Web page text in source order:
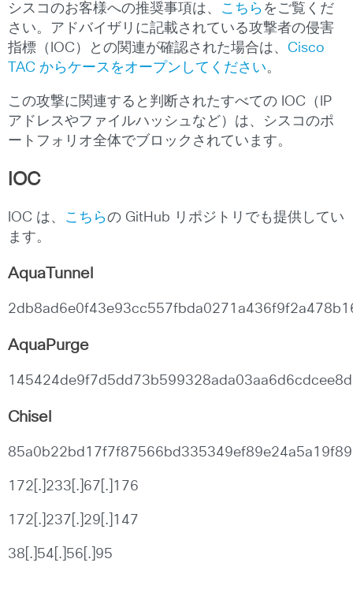
シスコのお客様への推奨事項は、 こちら をご覧くだ
さい。アドバイザリに記載されている攻撃者の侵害
指標（IOC）との関連が確認された場合は、 Cisco
TAC からケースをオープンしてください。
この攻撃に関連すると判断されたすべての IOC（IP
アドレスやファイルハッシュなど）は、シスコのポ
ートフォリオ全体でブロックされています。
IOC
IOC は、 こちらの GitHub リポジトリでも提供してい
ます。
AquaTunnel
AquaPurge
Chisel
172[.]233[.]67[.]176
172[.]237[.]29[.]147
38[.]54[.]56[.]95